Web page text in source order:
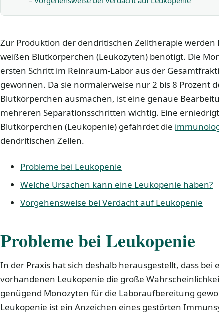
Zur Produktion der dendritischen Zelltherapie werden
weißen Blutkörperchen (Leukozyten) benötigt. Die
ersten Schritt im Reinraum-Labor aus der
gewonnen. Da sie normalerweise nur 2 bis 8 Prozent
Blutkörperchen ausmachen, ist eine genaue
mehreren Separationsschritten wichtig. Eine
Blutkörperchen (Leukopenie) gefährdet die
dendritischen Zellen.
Probleme bei Leukopenie
Welche Ursachen kann eine Leukopenie haben?
Vorgehensweise bei Verdacht auf Leukopenie
Probleme bei Leukopenie
In der Praxis hat sich deshalb herausgestellt, dass bei
vorhandenen Leukopenie die große
genügend Monozyten für die Laboraufbereitung
Leukopenie ist ein Anzeichen eines gestörten